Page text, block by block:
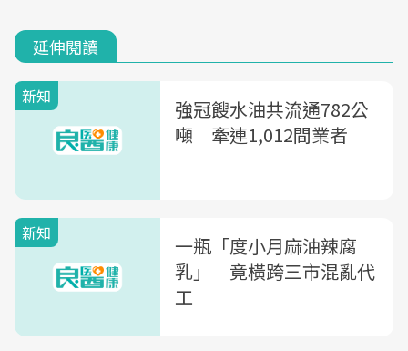
延伸閱讀
新知
強冠餿水油共流通782公
噸 牽連1,012間業者
新知
一瓶「度小月麻油辣腐
乳」 竟橫跨三市混亂代
工